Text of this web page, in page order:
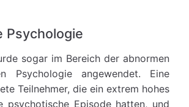
Psychologie
sogar im Bereich der abnormen
Psychologie angewendet. Eine
Teilnehmer, die ein extrem hohes
psychotische Episode hatten, und